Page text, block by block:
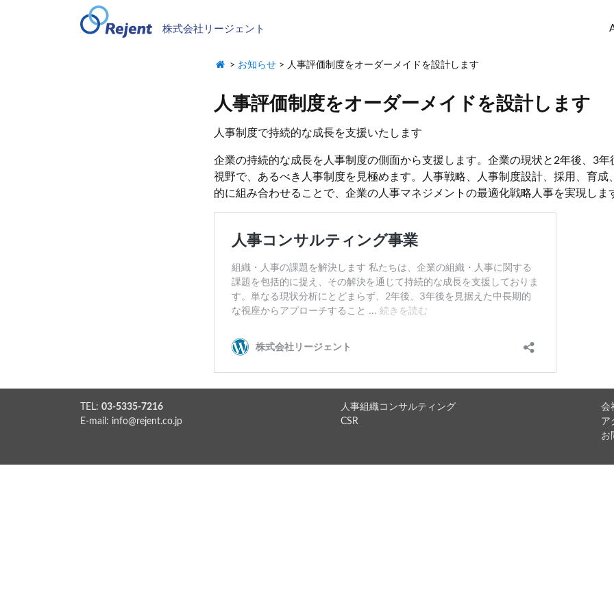
株式会社リージェント
> お知らせ> 人事評価制度をオーダーメイドを設計します
人事評価制度をオーダーメイドを設計します
人事制度で持続的な成長を支援いたします
企業の持続的な成長を人事制度の側面から支援します。企業の現状と2年後、3年
視野で、あるべき人事制度を見極めます。人事戦略、人事制度設計、採用、育成
的に組み合わせることで、企業の人事マネジメントの最適化戦略人事を実現しま
TEL: 03-5335-7216
E-mail: info@rejent.co.jp
人事組織コンサルティング
CSR
会
ア
お